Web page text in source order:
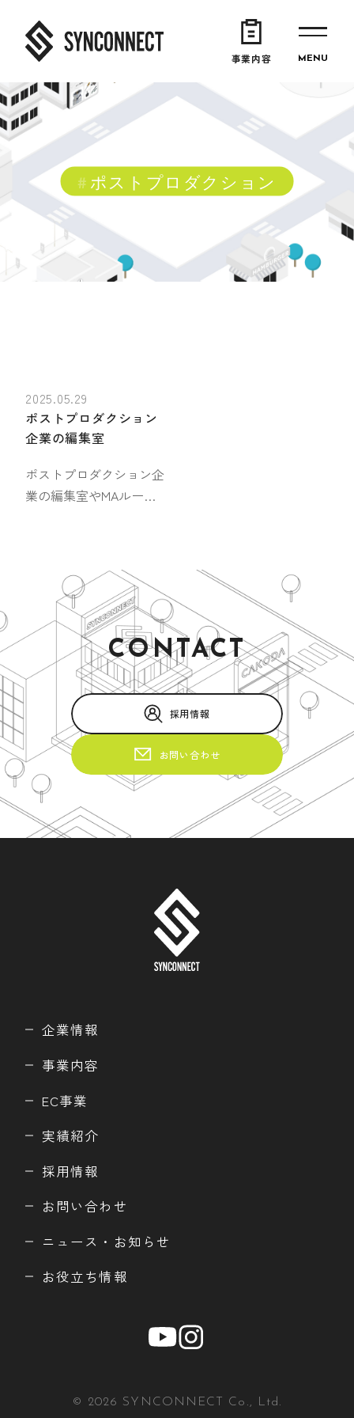
事業内容
ポストプロダクション
2025.05.29
ポストプロダクション
企業の編集室
ポストプロダクション企
業の編集室やMAルーム
用しやすい機器配置ま
で、現場目線で最適な環
境を構築します。
CONTACT
採用情報
お問い合わせ
企業情報
事業内容
EC事業
実績紹介
採用情報
お問い合わせ
ニュース・お知らせ
お役立ち情報
© 2026 SYNCONNECT Co., Ltd.